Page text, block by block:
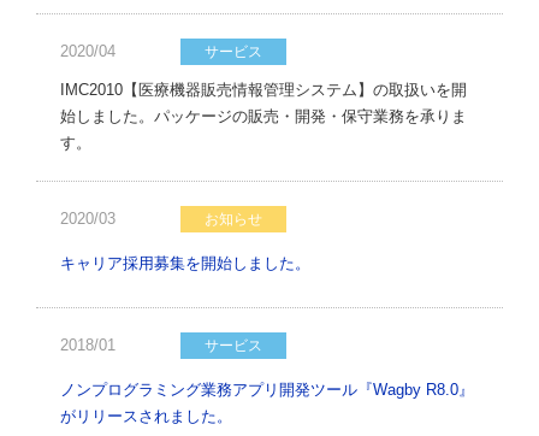
2020/04 サービス
IMC2010【医療機器販売情報管理システム】の取扱いを開
始しました。パッケージの販売・開発・保守業務を承りま
す。
2020/03 お知らせ
キャリア採用募集を開始しました。
2018/01 サービス
ノンプログラミング業務アプリ開発ツール『Wagby R8.0』
がリリースされました。